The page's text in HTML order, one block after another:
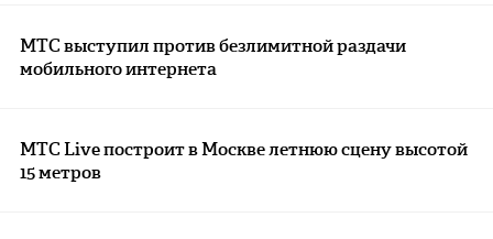
МТС выступил против безлимитной раздачи
мобильного интернета
МТС Live построит в Москве летнюю сцену высотой
15 метров